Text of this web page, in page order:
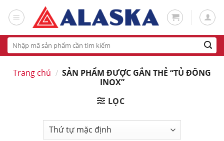
Tìm
kiếm:
Trang chủ / SẢN PHẨM ĐƯỢC GẮN THẺ “TỦ ĐÔNG
INOX”
LỌC